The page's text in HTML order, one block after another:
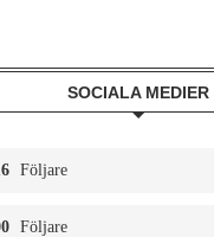
SOCIALA MEDIER
Följare
Följare